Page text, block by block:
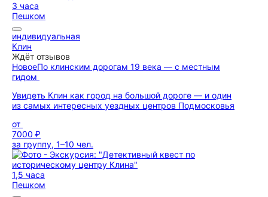
3 часа
Пешком
индивидуальная
Клин
Ждёт отзывов
НовоеПо клинским дорогам 19 века — с местным
гидом
Увидеть Клин как город на большой дороге — и один
из самых интересных уездных центров Подмосковья
от
7000 ₽
за группу, 1–10 чел.
1,5 часа
Пешком